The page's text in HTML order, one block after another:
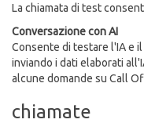
La chiamata di test
Conversazione con AI
Consente di testare l'IA e
inviando i dati elaborati
alcune domande su Call
chiamate